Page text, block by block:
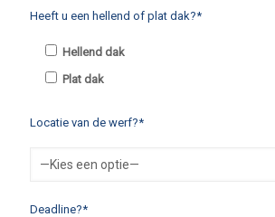
Heeft u een hellend of plat dak?*
Hellend dak
Plat dak
Locatie van de werf?*
Deadline?*